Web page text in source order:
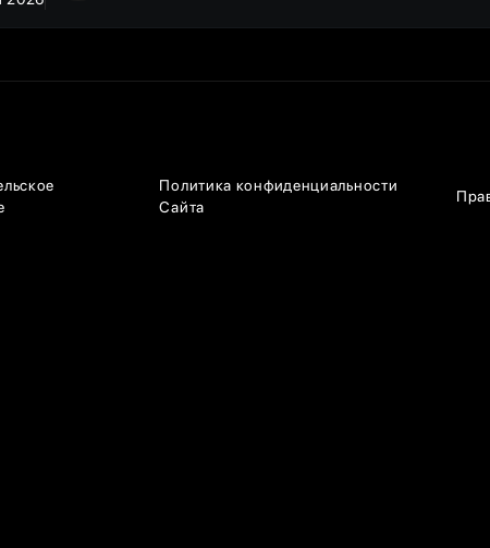
Политика конфиденциальности
Сайта